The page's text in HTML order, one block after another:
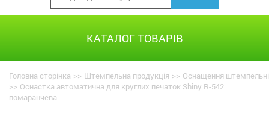
КАТАЛОГ ТОВАРІВ
Головна сторінка >> Штемпельна продукція >> Оснащення штемпельні
>> Оснастка автоматична для круглих печаток Shiny R-542
помаранчева